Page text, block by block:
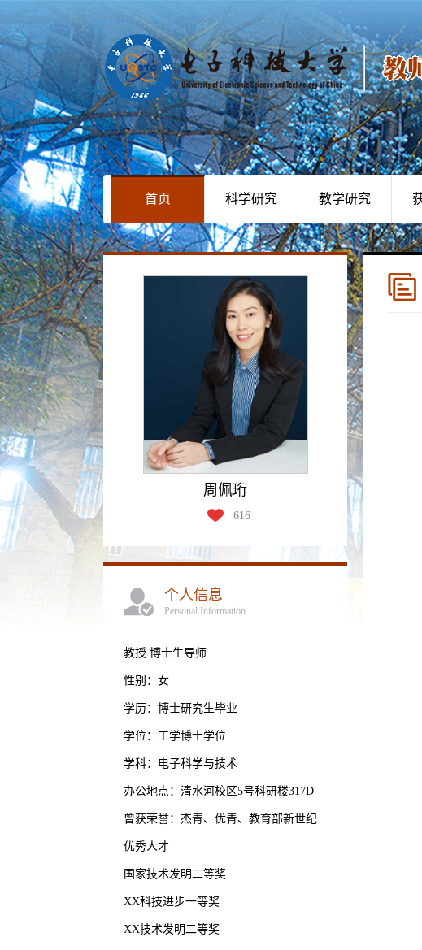
首页 科学研究 教学研究
周佩珩
616
个人信息
Personal Information
教授 博士生导师
性别：女
学历：博士研究生毕业
学位：工学博士学位
学科：电子科学与技术
办公地点：清水河校区5号科研楼317D
曾获荣誉：杰青、优青、教育部新世纪
优秀人才
国家技术发明二等奖
XX科技进步一等奖
XX技术发明二等奖